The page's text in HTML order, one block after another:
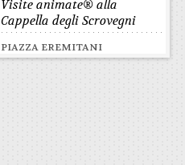
Visite animate® alla
Cappella degli Scrovegni
PIAZZA EREMITANI